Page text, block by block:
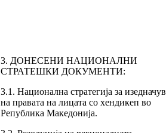
3. ДОНЕСЕНИ НАЦИОНАЛНИ
СТРАТЕШКИ ДОКУМЕНТИ:
3.1. Национална стратегија за
на правата на лицата со хендикеп во
Република Македонија.